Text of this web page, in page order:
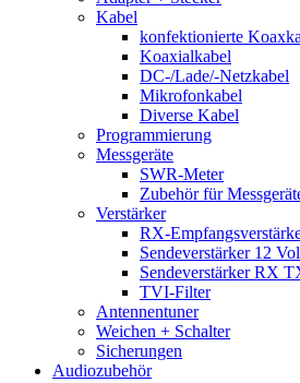
Kabel
konfektionierte
Koaxialkabel
DC-/Lade/-Netzkabel
Mikrofonkabel
Diverse Kabel
Programmierung
Messgeräte
SWR-Meter
Zubehör für
Verstärker
RX-
Sendeverstärker 12
Sendeverstärker RX
TVI-Filter
Antennentuner
Weichen + Schalter
Sicherungen
Audiozubehör